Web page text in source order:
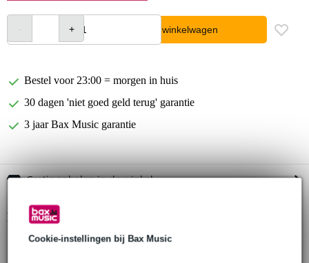
Cookie-instellingen bij Bax Music
In winkelwagen
Bestel voor 23:00 = morgen in huis
30 dagen 'niet goed geld terug' garantie
3 jaar Bax Music garantie
Gratis ophalen in de winkel
Productinformatie
aantal stuks: 1